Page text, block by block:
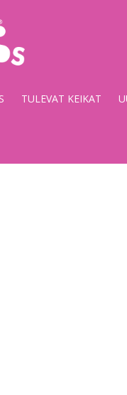
TULEVAT KEIKAT